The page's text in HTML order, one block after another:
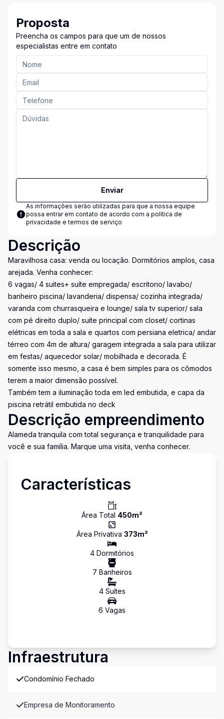
Proposta
Preencha os campos para que um de nossos
especialistas entre em contato
Enviar
As informações serão utilizadas para que a nossa equipe
possa entrar em contato de acordo com a política de
privacidade e termos de serviço
Descrição
Maravilhosa casa: venda ou locação. Dormitórios amplos, casa
arejada. Venha conhecer:
6 vagas/ 4 suites+ suíte empregada/ escritorio/ lavabo/
banheiro piscina/ lavanderia/ dispensa/ cozinha integrada/
varanda com churrasqueira e lounge/ sala tv superior/ sala
com pé direito duplo/ suíte principal com closet/ cortinas
elétricas em toda a sala e quartos com persiana eletrica/ andar
térreo com 4m de altura/ garagem integrada a sala para utilizar
em festas/ aquecedor solar/ mobilhada e decorada. É
somente isso mesmo, a casa é bem simples para os cômodos
terem a maior dimensão possível.
Também tem a iluminação toda em led embutida, e capa da
piscina retrátil embutida no deck
Descrição empreendimento
Alameda tranquila com total segurança e tranquilidade para
você e sua família. Marque uma visita, venha conhecer.
Características
Área Total 450m²
Área Privativa 373m²
4 Dormitórios
7 Banheiros
4Suítes
6 Vagas
Infraestrutura
Condomínio Fechado
Empresa de Monitoramento